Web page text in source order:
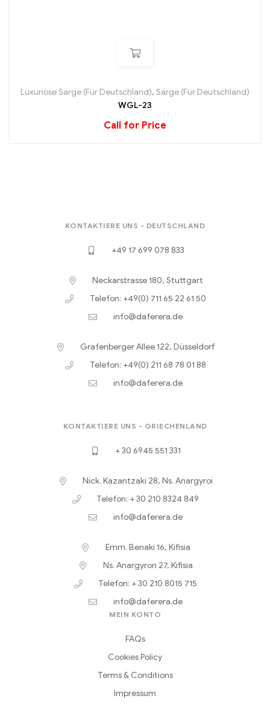
Luxuriöse Särge (Für Deutschland), Särge (Für Deutschland)
WGL-23
Call for Price
KONTAKTIERE UNS - DEUTSCHLAND
+49 17 699 078 833
Neckarstrasse 180, Stuttgart
Telefon: +49(0) 711 65 22 61 50
info@daferera.de
Grafenberger Allee 122, Düsseldorf
Telefon: +49(0) 211 68 78 01 88
info@daferera.de
KONTAKTIERE UNS - GRIECHENLAND
+ 30 6945 551 331
Nick. Kazantzaki 28, Ns. Anargyroi
Telefon: + 30 210 8324 849
info@daferera.de
Emm. Benaki 16, Kifisia
Ns. Anargyron 27, Kifisia
Telefon: + 30 210 8015 715
info@daferera.de
MEIN KONTO
FAQs
Cookies Policy
Terms & Conditions
Impressum